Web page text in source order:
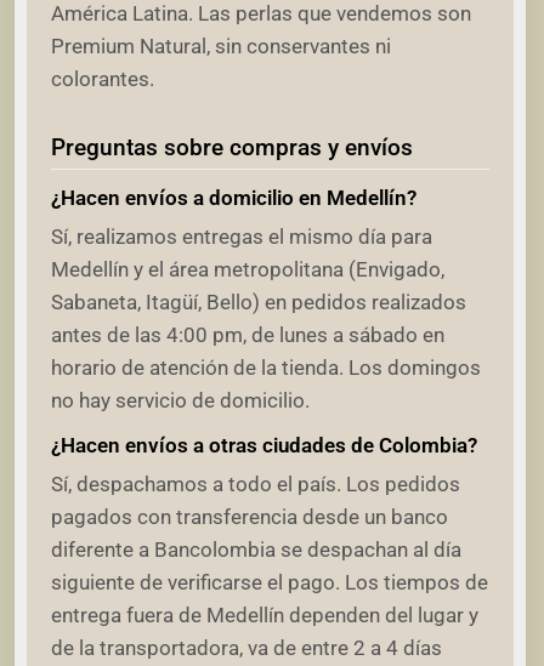
América Latina. Las perlas que vendemos son
Premium Natural, sin conservantes ni
colorantes.
Preguntas sobre compras y envíos
¿Hacen envíos a domicilio en Medellín?
Sí, realizamos entregas el mismo día para
Medellín y el área metropolitana (Envigado,
Sabaneta, Itagüí, Bello) en pedidos realizados
antes de las 4:00 pm, de lunes a sábado en
horario de atención de la tienda. Los domingos
no hay servicio de domicilio.
¿Hacen envíos a otras ciudades de Colombia?
Sí, despachamos a todo el país. Los pedidos
pagados con transferencia desde un banco
diferente a Bancolombia se despachan al día
siguiente de verificarse el pago. Los tiempos de
entrega fuera de Medellín dependen del lugar y
de la transportadora, va de entre 2 a 4 días